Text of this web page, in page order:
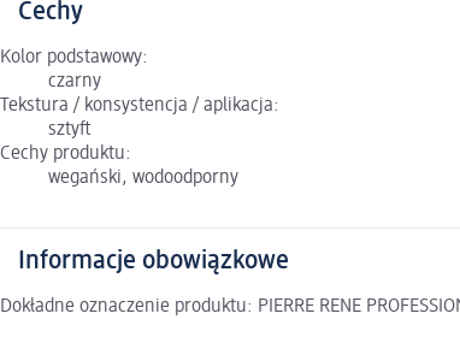
Cechy
Kolor podstawowy:
czarny
Tekstura / konsystencja / aplikacja:
sztyft
Cechy produktu:
wegański, wodoodporny
Informacje obowiązkowe
Dokładne oznaczenie produktu: PIERRE RENE